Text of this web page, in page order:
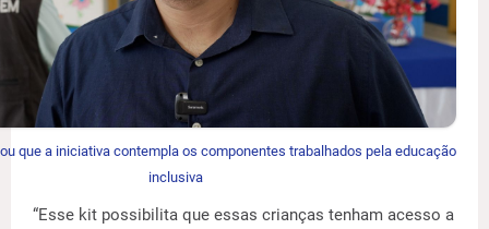
que a iniciativa contempla os componentes trabalhados pela educação
inclusiva
“Esse kit possibilita que essas crianças tenham acesso a